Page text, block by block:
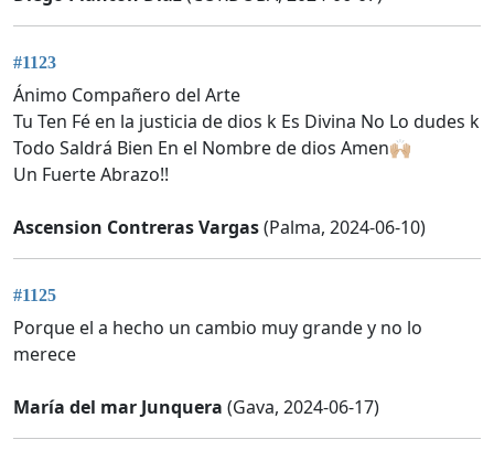
#1123
Ánimo Compañero del Arte
Tu Ten Fé en la justicia de dios k Es Divina No Lo dudes k
Todo Saldrá Bien En el Nombre de dios Amen🙌🏼
Un Fuerte Abrazo!!
Ascension Contreras Vargas(Palma, 2024-06-10)
#1125
Porque el a hecho un cambio muy grande y no lo
merece
María del mar Junquera (Gava, 2024-06-17)